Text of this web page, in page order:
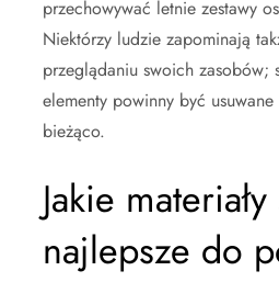
przechowywać letnie zestawy
Niektórzy ludzie zapominają
przeglądaniu swoich zasobów;
elementy powinny być
bieżąco.
Jakie materiały
najlepsze do